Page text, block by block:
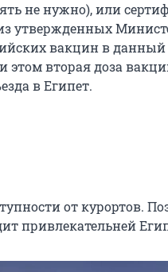
не нужно), или
утвержденных
вакцин в данный
этом вторая доза
в Египет.
от курортов.
привлекательней